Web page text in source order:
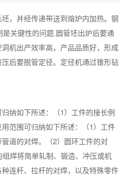
，并经传递带送到熔炉内加热。钢
关键性的问题.圆管坯出炉后要通
机出产效率高，产品品质好，形成
后要脱管定径。定径机通过锥形钻
纳如下所述：（1）工件的接长例
范围可归纳如下所述：（1）工件
道的对焊。（2）圆环工件的对
焊将简单轧制、锻造、冲压或机
连杆、拉杆的对焊，以及特殊零件